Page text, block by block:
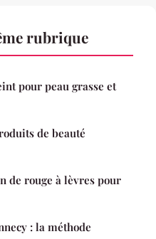
rubrique
pour peau grasse et
de beauté
de rouge à lèvres pour
: la méthode